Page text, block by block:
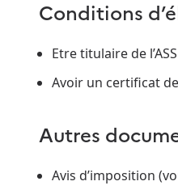
Conditions
Etre titulaire de
Avoir un certificat
Autres
Avis d’imposition